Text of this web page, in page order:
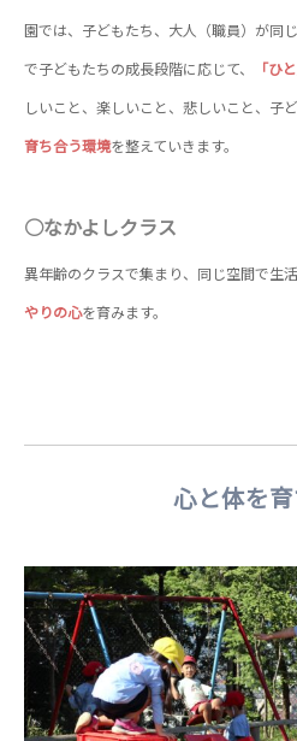
園では、子どもたち、大人（職員）が同
で子どもたちの成長段階に応じて、
「ひと
しいこと、楽しいこと、悲しいこと、子
育ち合う環境を整えていきます。
○なかよしクラス
異年齢のクラスで集まり、同じ空間で生
やりの心を育みます。
心と体を